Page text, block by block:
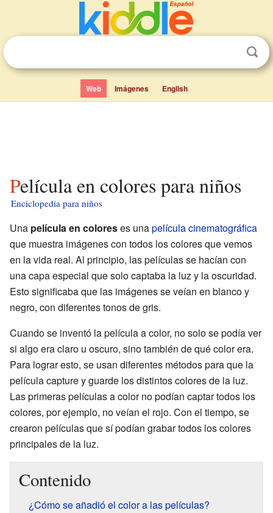
Web Imágenes English
Película en colores para niños
Enciclopedia para niños
Una película en coloreses unapelícula cinematográfica
que muestra imágenes con todos los colores que vemos
en la vida real. Al principio, las películas se hacían con
una capa especial que solo captaba la luz y la oscuridad.
Esto significaba que las imágenes se veían en blanco y
negro, con diferentes tonos de gris.
Cuando se inventó la película a color, no solo se podía ver
si algo era claro u oscuro, sino también de qué color era.
Para lograr esto, se usan diferentes métodos para que la
película capture y guarde los distintos colores de la luz.
Las primeras películas a color no podían captar todos los
colores, por ejemplo, no veían el rojo. Con el tiempo, se
crearon películas que sí podían grabar todos los colores
principales de la luz.
Contenido
¿Cómo se añadió el color a las películas?